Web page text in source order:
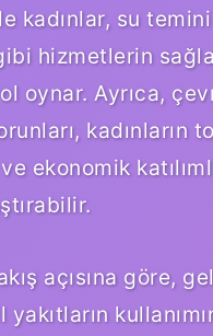
kadınlar, su
hizmetlerin
oynar. Ayrıca,
kadınların
ekonomik
açısına göre,